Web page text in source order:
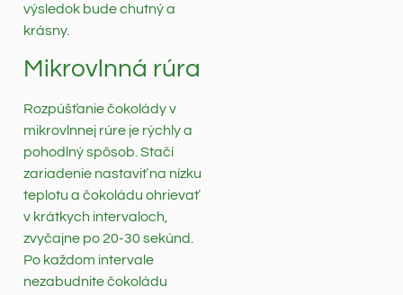
výsledok bude chutný a
krásny.
Mikrovlnná rúra
Rozpúšťanie čokolády v
mikrovlnnej rúre je rýchly a
pohodlný spôsob. Stačí
zariadenie nastaviť na nízku
teplotu a čokoládu ohrievať
v krátkych intervaloch,
zvyčajne po 20-30 sekúnd.
Po každom intervale
nezabudnite čokoládu